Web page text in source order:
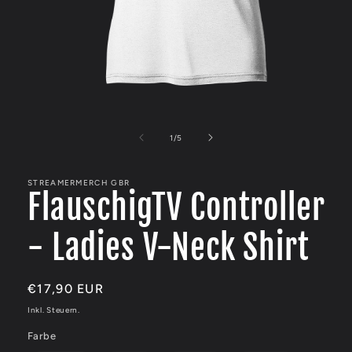
1/von
5
STREAMERMERCH GBR
FlauschigTV Controller
- Ladies V-Neck Shirt
Normaler
Preis
€17,90 EUR
Inkl. Steuern.
Farbe